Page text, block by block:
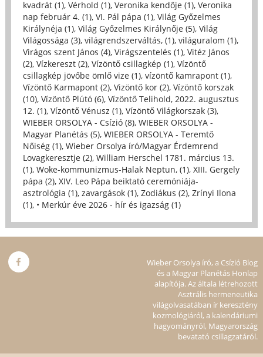
kvadrát (1), Vérhold (1), Veronika kendője (1), Veronika
nap február 4. (1), VI. Pál pápa (1), Világ Győzelmes
Királynéja (1), Világ Győzelmes Királynője (5), Világ
Világossága (3), világrendszerváltás, (1), világuralom (1),
Virágos szent János (4), Virágszentelés (1), Vitéz János
(2), Vízkereszt (2), Vízöntő csillagkép (1), Vízöntő
csillagkép jövőbe ömlő vize (1), vízöntő kamrapont (1),
Vízöntő Karmapont (2), Vizöntő kor (2), Vízöntő korszak
(10), Vízöntő Plútó (6), Vízöntő Telihold, 2022. augusztus
12. (1), Vízöntő Vénusz (1), Vízöntő Világkorszak (3),
WIEBER ORSOLYA - Csízió (8), WIEBER ORSOLYA -
Magyar Planétás (5), WIEBER ORSOLYA - Teremtő
Nőiség (1), Wieber Orsolya író/Magyar Érdemrend
Lovagkeresztje (2), William Herschel 1781. március 13.
(1), Woke-kommunizmus-Halak Neptun, (1), XIII. Gergely
pápa (2), XIV. Leo Pápa beiktató ceremóniája-
asztrológia (1), zavargások (1), Zodiákus (2), Zrínyi Ilona
(1), • Merkúr éve 2026 - hír és igazság (1)
Wieber Orsolya író, a Csízió Blog
és a Magyar Planétás Honlap
alapítója. Az általa létrehozott
Asztrális hermeneutika
világolvasatában ír keresztény
kozmológiáról, a kalendáriumi
hagyományról, Magyarország
bevatató csillagzatáról.